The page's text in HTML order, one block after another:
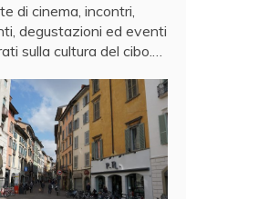
di cinema, incontri,
degustazioni ed eventi
sulla cultura del cibo.…